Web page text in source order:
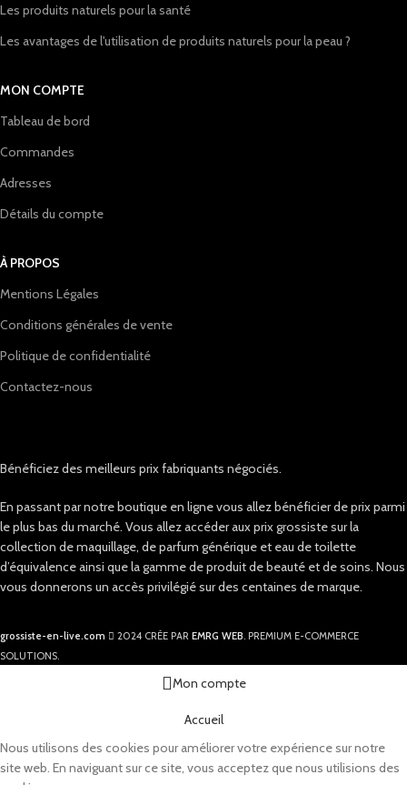
Les produits naturels pour la santé
Les avantages de l'utilisation de produits naturels pour la peau ?
MON COMPTE
Tableau de bord
Commandes
Adresses
Détails du compte
À PROPOS
Mentions Légales
Conditions générales de vente
Politique de confidentialité
Contactez-nous
Bénéficiez des meilleurs prix fabriquants négociés.
En passant par notre boutique en ligne vous allez bénéficier de prix parmi
le plus bas du marché. Vous allez accéder aux prix grossiste sur la
collection de maquillage, de parfum générique et eau de toilette
d’équivalence ainsi que la gamme de produit de beauté et de soins. Nous
vous donnerons un accès privilégié sur des centaines de marque.
grossiste-en-live.com 2024 CRÉE PAR EMRG WEB. PREMIUM E-COMMERCE
SOLUTIONS.
Mon compte
Accueil
Nous utilisons des cookies pour améliorer votre expérience sur notre
site web. En naviguant sur ce site, vous acceptez que nous utilisions des